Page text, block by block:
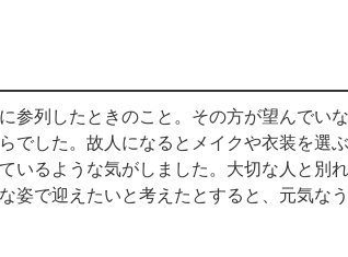
参列したときのこと。その方が望んでい
でした。故人になるとメイクや衣装を選
いるような気がしました。大切な人と別
姿で迎えたいと考えたとすると、元気な